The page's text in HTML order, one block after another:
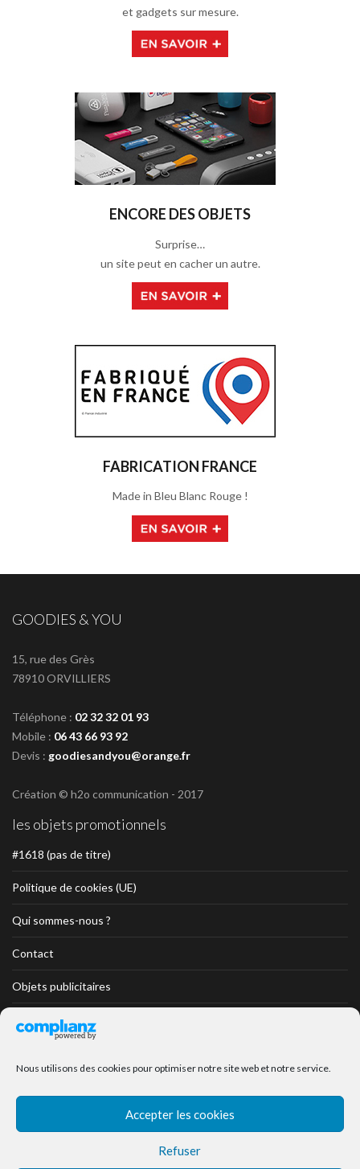
Nous utilisons des cookies pour optimiser notre site web et notre service.
Accepter les cookies
Refuser
et gadgets sur mesure.
ENCORE DES OBJETS
Surprise…
un site peut en cacher un autre.
FABRICATION FRANCE
Made in Bleu Blanc Rouge !
GOODIES & YOU
15, rue des Grès
78910 ORVILLIERS
Téléphone : 02 32 32 01 93
Mobile : 06 43 66 93 92
Devis : goodiesandyou@orange.fr
Création © h2o communication - 2017
les objets promotionnels
#1618 (pas de titre)
Politique de cookies (UE)
Qui sommes-nous ?
Contact
Objets publicitaires
Objets Divers
Objets Collection Prestige